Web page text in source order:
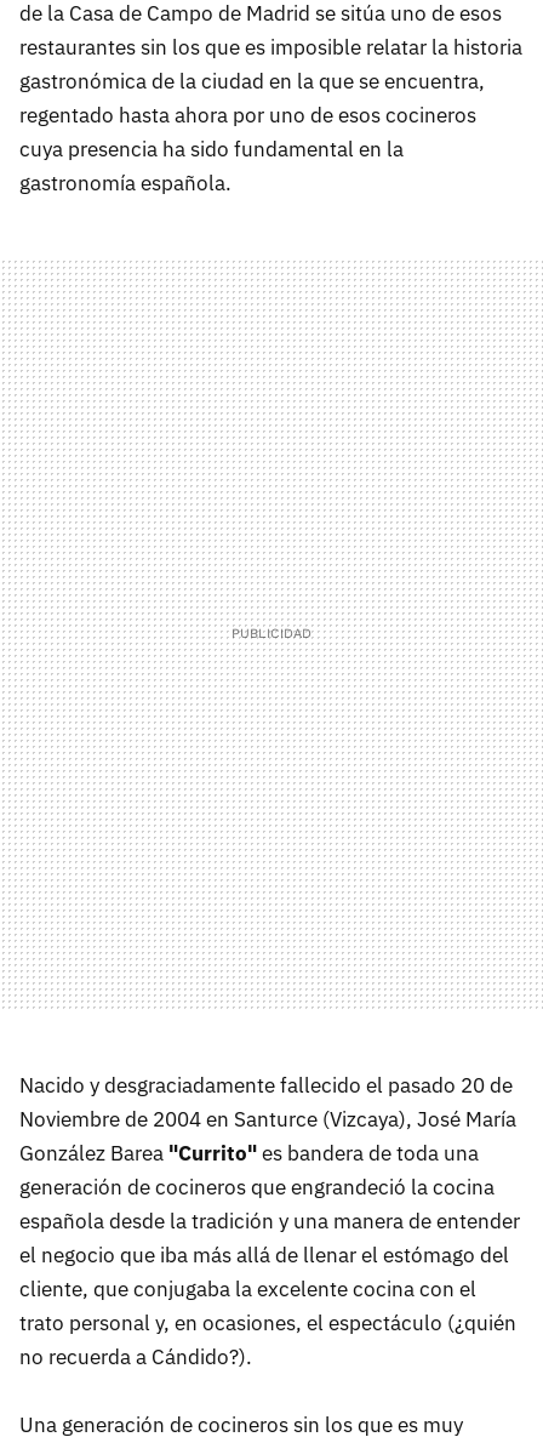
de la Casa de Campo de Madrid se sitúa uno de esos
restaurantes sin los que es imposible relatar la historia
gastronómica de la ciudad en la que se encuentra,
regentado hasta ahora por uno de esos cocineros
cuya presencia ha sido fundamental en la
gastronomía española.
Nacido y desgraciadamente fallecido el pasado 20 de
Noviembre de 2004 en Santurce (Vizcaya), José María
González Barea "Currito"es bandera de toda una
generación de cocineros que engrandeció la cocina
española desde la tradición y una manera de entender
el negocio que iba más allá de llenar el estómago del
cliente, que conjugaba la excelente cocina con el
trato personal y, en ocasiones, el espectáculo (¿quién
no recuerda a Cándido?).
Una generación de cocineros sin los que es muy